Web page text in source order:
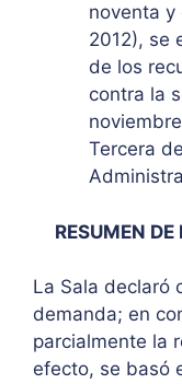
noventa y
2012), se
de los
contra la
Tercera
RESUMEN
La Sala declaró
demanda; en
parcialmente la
efecto, se basó